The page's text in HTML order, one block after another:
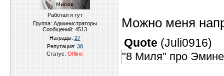
Работал я тут
Группа: Администраторы
Сообщений: 4513
Награды: 27
Репутация: 38
Статус: Offline
Можно меня
Quote (Juli0916)
"8 Миля" про